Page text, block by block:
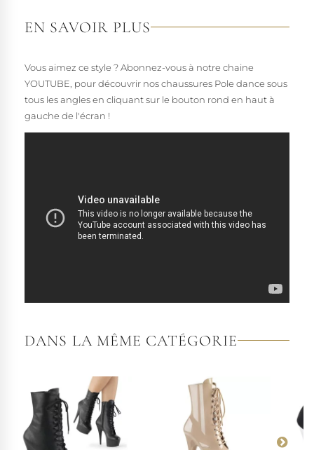
EN SAVOIR PLUS
Vous aimez ce style ? Abonnez-vous à notre chaine
YOUTUBE, pour découvrir nos chaussures Pole dance sous
tous les angles en cliquant sur le bouton rond en haut à
gauche de l'écran !
DANS LA MÊME CATÉGORIE